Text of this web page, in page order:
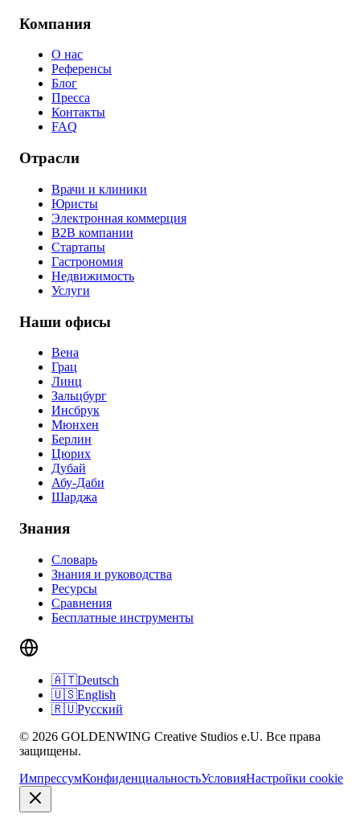
Компания
О нас
Референсы
Блог
Пресса
Контакты
FAQ
Отрасли
Врачи и клиники
Юристы
Электронная коммерция
B2B компании
Стартапы
Гастрономия
Недвижимость
Услуги
Наши офисы
Вена
Грац
Линц
Зальцбург
Инсбрук
Мюнхен
Берлин
Цюрих
Дубай
Абу-Даби
Шарджа
Знания
Словарь
Знания и руководства
Ресурсы
Сравнения
Бесплатные инструменты
🇦🇹Deutsch
🇺🇸English
🇷🇺Русский
© 2026 GOLDENWING Creative Studios e.U. Все права
защищены.
ИмпрессумКонфиденциальностьУсловияНастройки cookie